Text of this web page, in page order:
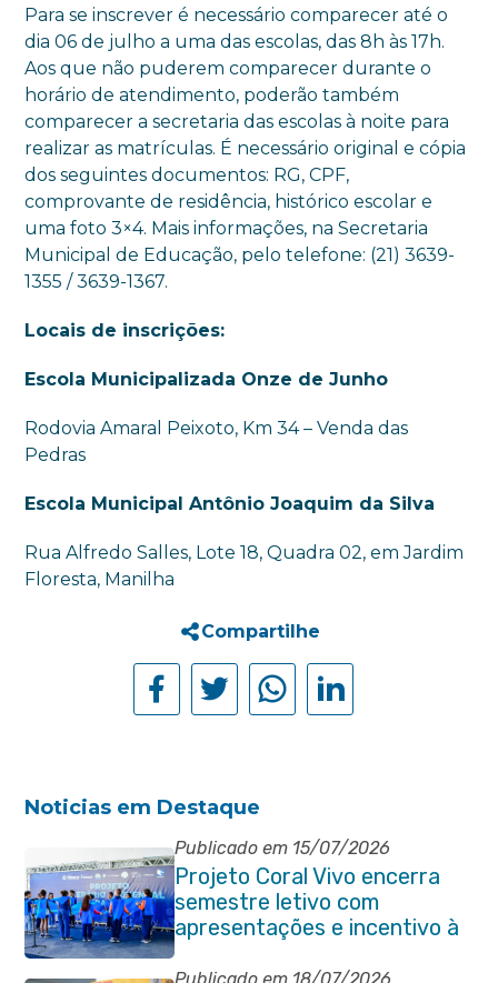
Para se inscrever é necessário comparecer até o
dia 06 de julho a uma das escolas, das 8h às 17h.
Aos que não puderem comparecer durante o
horário de atendimento, poderão também
comparecer a secretaria das escolas à noite para
realizar as matrículas. É necessário original e cópia
dos seguintes documentos: RG, CPF,
comprovante de residência, histórico escolar e
uma foto 3×4. Mais informações, na Secretaria
Municipal de Educação, pelo telefone: (21) 3639-
1355 / 3639-1367.
Locais de inscrições:
Escola Municipalizada Onze de Junho
Rodovia Amaral Peixoto, Km 34 – Venda das
Pedras
Escola Municipal Antônio Joaquim da Silva
Rua Alfredo Salles, Lote 18, Quadra 02, em Jardim
Floresta, Manilha
Compartilhe
Noticias em Destaque
Publicado em 15/07/2026
Projeto Coral Vivo encerra
semestre letivo com
apresentações e incentivo à
preservação ambiental em